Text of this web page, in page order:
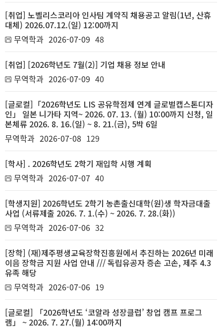
[취업] 노벨리스코리아 인사팀 계약직 채용공고 알림(1년, 산휴
대체) 2026.07.12.(일) 12:00까지
무역학과 2026-07-09 48
[취업] [2026학년도 7월(2)] 기업 채용 정보 안내
무역학과 2026-07-09 40
[글로컬]「2026학년도 LIS 공유학점제 연계 글로벌캡스톤디자
인」 일본 니가타 지역~ 2026. 07. 13. (월) 10:00까지 신청, 일
본체류 2026. 8. 16.(일) ~ 8. 21.(금), 5박 6일
무역학과 2026-07-08 129
[학사] . 2026학년도 2학기 재입학 시행 계획
무역학과 2026-07-07 40
[학생지원] 2026학년도 2학기 농촌출신대학(원)생 학자금대출
사업 (서류제출 2026. 7. 1.(수) ~ 2026. 7. 28.(화))
무역학과 2026-07-06 32
[장학] (재)제주평생교육장학진흥원에서 추진하는 2026년 미래
이음 장학금 지원 사업 안내 /// 독립유공자 증손 고손, 제주 4.3
유족 해당
무역학과 2026-07-06 19
[글로컬] 「2026학년도 ‘코알라 성장클럽’ 창업 캠프 프로그
램」 ~ 2026. 7. 27.(월) 14:00까지